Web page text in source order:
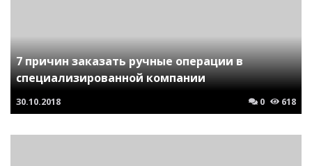
7 причин заказать ручные операции в
специализированной компании
30.10.2018 0 618